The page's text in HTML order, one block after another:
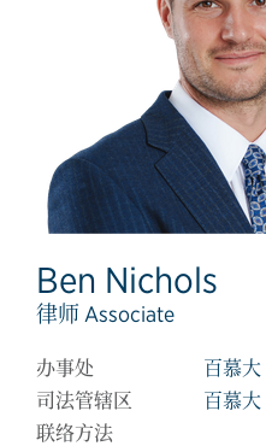
Ben Nichols
律师 Associate
办事处
百慕大
司法管辖区
百慕大
联络方法